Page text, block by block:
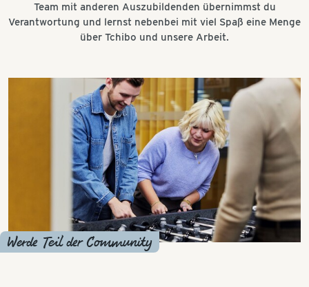
Team mit anderen Auszubildenden übernimmst du
Verantwortung und lernst nebenbei mit viel Spaß eine Menge
über Tchibo und unsere Arbeit.
Werde Teil der Community